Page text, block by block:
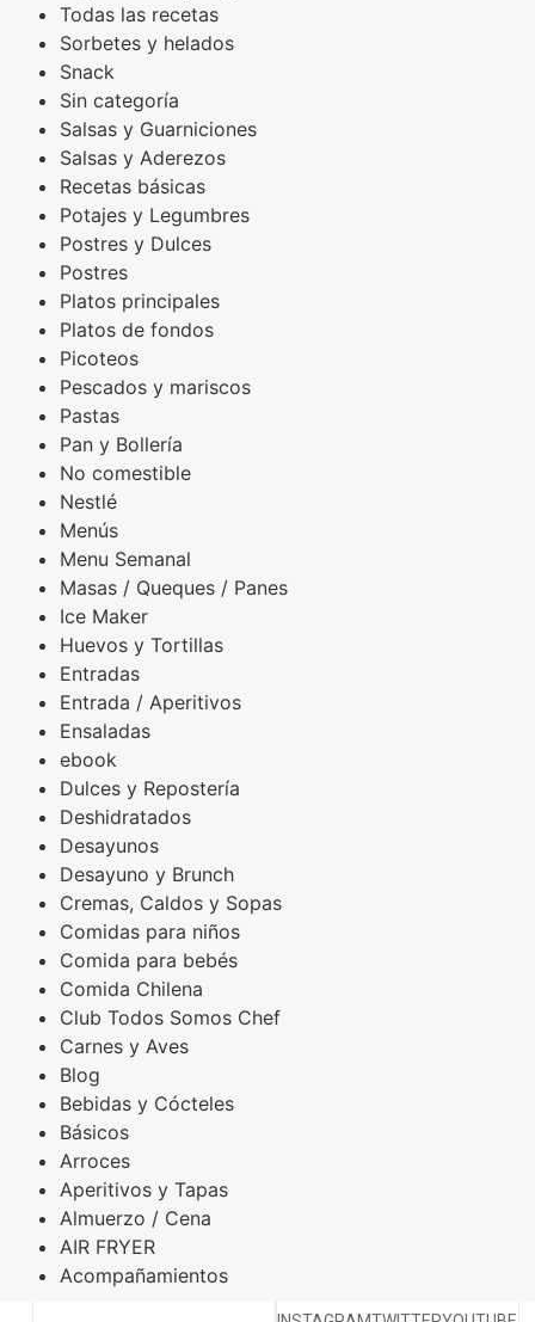
Todas las recetas
Sorbetes y helados
Snack
Sin categoría
Salsas y Guarniciones
Salsas y Aderezos
Recetas básicas
Potajes y Legumbres
Postres y Dulces
Postres
Platos principales
Platos de fondos
Picoteos
Pescados y mariscos
Pastas
Pan y Bollería
No comestible
Nestlé
Menús
Menu Semanal
Masas / Queques / Panes
Ice Maker
Huevos y Tortillas
Entradas
Entrada / Aperitivos
Ensaladas
ebook
Dulces y Repostería
Deshidratados
Desayunos
Desayuno y Brunch
Cremas, Caldos y Sopas
Comidas para niños
Comida para bebés
Comida Chilena
Club Todos Somos Chef
Carnes y Aves
Blog
Bebidas y Cócteles
Básicos
Arroces
Aperitivos y Tapas
Almuerzo / Cena
AIR FRYER
Acompañamientos